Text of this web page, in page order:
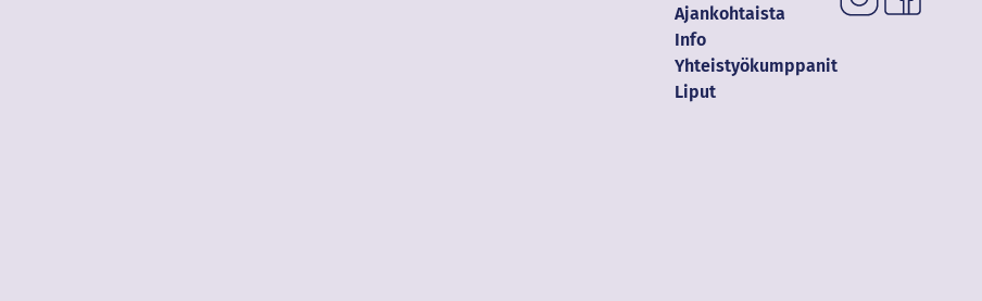
Ajankohtaista
Info
Yhteistyökumppanit
Liput